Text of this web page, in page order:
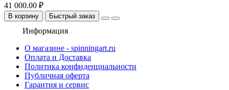
41 000.00 ₽
В корзину Быстрый заказ
Информация
О магазине - spinningart.ru
Оплата и Доставка
Политика конфиденциальности
Публичная оферта
Гарантия и сервис